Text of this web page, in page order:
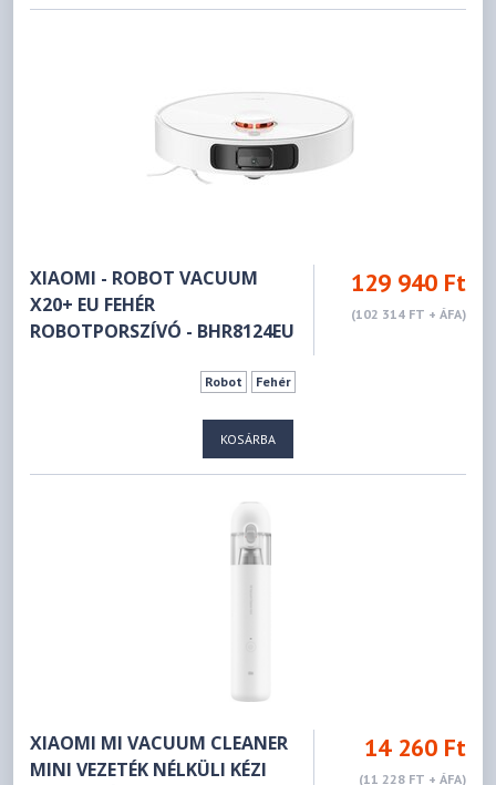
XIAOMI - ROBOT VACUUM
X20+ EU FEHÉR
ROBOTPORSZÍVÓ - BHR8124EU
129 940 Ft
(102 314 FT + ÁFA)
Robot Fehér
KOSÁRBA
XIAOMI MI VACUUM CLEANER
MINI VEZETÉK NÉLKÜLI KÉZI
14 260 Ft
(11 228 FT + ÁFA)